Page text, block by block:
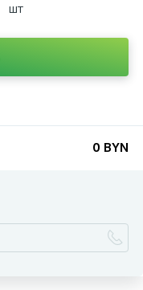
шт
0 BYN